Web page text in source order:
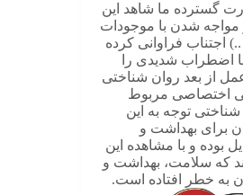
گسترده ما شاهد این
مواجه شدن با موجودات
فراوانی کرده
اضطراب شدیدی را
از بعد روان شناختی
اختصاصی مربوط
توجه به این
برای بهداشت و
بوده و با مشاهده این
که سلامت، بهداشت و
به خطر افتاده است.